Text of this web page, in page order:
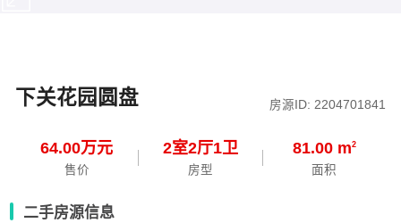
下关花园圆盘 房源ID: 2204701841
64.00万元
售价
2室2厅1卫
房型
81.00 m2
面积
二手房源信息